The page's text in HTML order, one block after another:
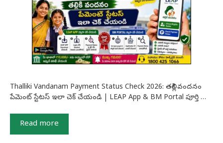
Thalliki Vandanam Payment Status Check 2026: తల్లికి వందనం
పేమెంట్ స్టేటస్ ఇలా చెక్ చేయండి | LEAP App & BM Portal పూర్తి …
Read more